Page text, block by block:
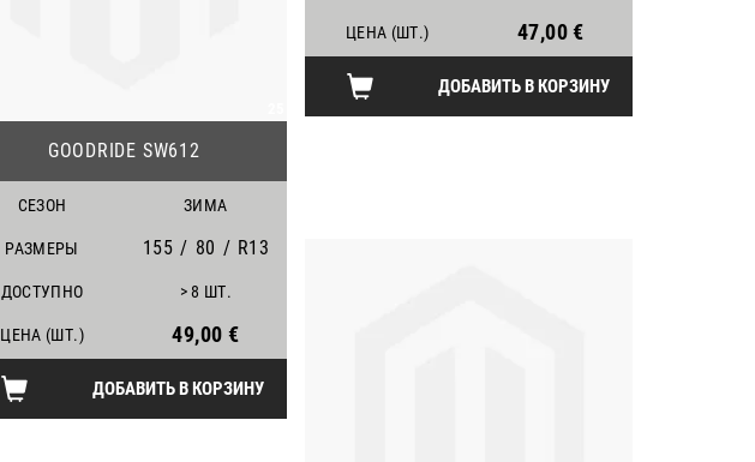
GOODRIDE SW612
СЕЗОН ЗИМА
РАЗМЕРЫ 155 / 80 / R13
ДОСТУПНО > 8 ШТ.
ЦЕНА (ШТ.) 49,00 €
ДОБАВИТЬ В КОРЗИНУ
ЦЕНА (ШТ.) 47,00 €
ДОБАВИТЬ В КОРЗИНУ